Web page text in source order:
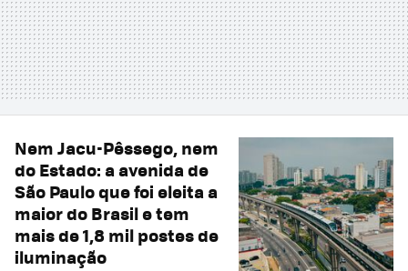
Nem Jacu-Pêssego, nem
do Estado: a avenida de
São Paulo que foi eleita a
maior do Brasil e tem
mais de 1,8 mil postes de
iluminação